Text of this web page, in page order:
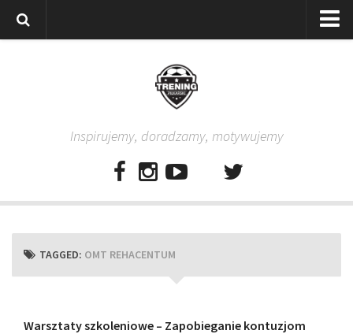
Rodzice
Aplikacja Pro Training – Trening Piłkarski
Inspirujemy, doradzamy, motywujemy
TAGGED: OMT REHACENTUM
Warsztaty szkoleniowe – Zapobieganie kontuzjom